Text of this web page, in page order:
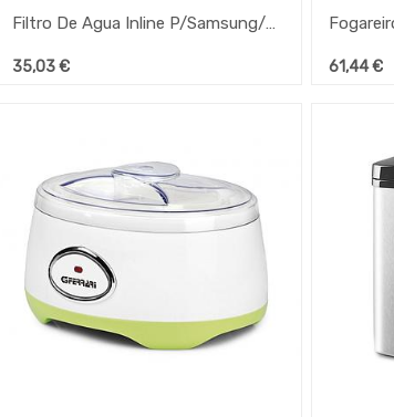
Filtro De Agua Inline P/Samsung/Ge/Whirlpool/Lg/Liebherr
35,03€ 61,44€